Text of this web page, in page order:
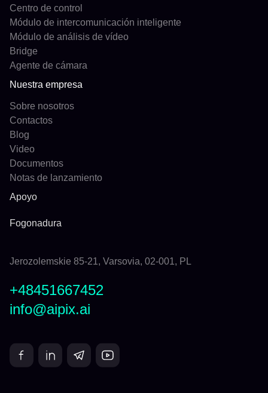
Centro de control
Módulo de intercomunicación inteligente
Módulo de análisis de vídeo
Bridge
Agente de cámara
Nuestra empresa
Sobre nosotros
Contactos
Blog
Video
Documentos
Notas de lanzamiento
Apoyo
Fogonadura
Jerozolemskie 85-21, Varsovia, 02-001, PL
+48451667452
info@aipix.ai